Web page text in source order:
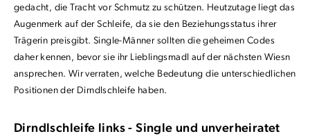
gedacht, die Tracht vor Schmutz zu schützen. Heutzutage liegt das
Augenmerk auf der Schleife, da sie den Beziehungsstatus ihrer
Trägerin preisgibt. Single-Männer sollten die geheimen Codes
daher kennen, bevor sie ihr Lieblingsmadl auf der nächsten Wiesn
ansprechen. Wir verraten, welche Bedeutung die unterschiedlichen
Positionen der Dirndlschleife haben.
Dirndlschleife links - Single und unverheiratet